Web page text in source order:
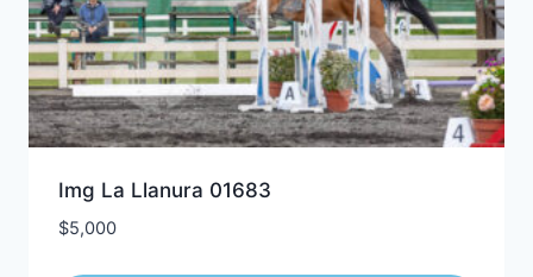
Img La Llanura 01683
$5,000